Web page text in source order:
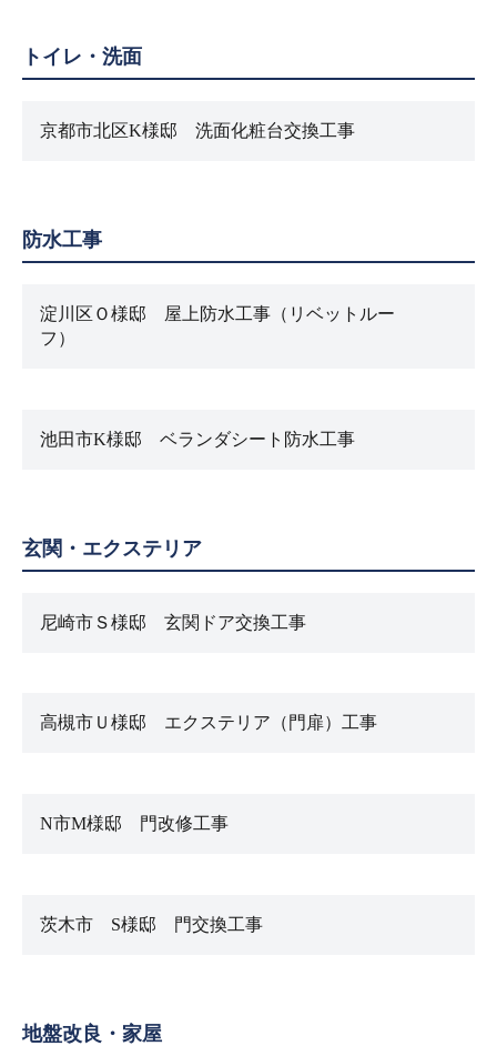
トイレ・洗面
京都市北区K様邸 洗面化粧台交換工事
防水工事
淀川区Ｏ様邸 屋上防水工事（リベットルー
フ）
池田市K様邸 ベランダシート防水工事
玄関・エクステリア
尼崎市Ｓ様邸 玄関ドア交換工事
高槻市Ｕ様邸 エクステリア（門扉）工事
N市M様邸 門改修工事
茨木市 S様邸 門交換工事
地盤改良・家屋